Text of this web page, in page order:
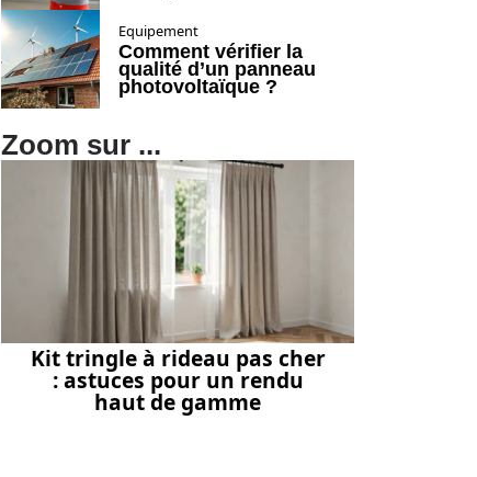
Equipement
Comment vérifier la
qualité d’un panneau
photovoltaïque ?
Zoom sur ...
Kit tringle à rideau pas cher
: astuces pour un rendu
haut de gamme